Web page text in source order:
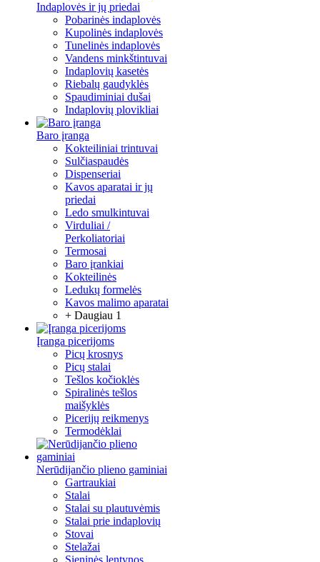
Indaplovės ir jų priedai
Pobarinės indaplovės
Kupolinės indaplovės
Tunelinės indaplovės
Vandens minkštintuvai
Indaplovių kasetės
Riebalų gaudyklės
Spaudiminiai dušai
Indaplovių plovikliai
Baro įranga
Kokteiliniai trintuvai
Sulčiaspaudės
Dispenseriai
Kavos aparatai ir jų
priedai
Ledo smulkintuvai
Virduliai /
Perkoliatoriai
Termosai
Baro įrankiai
Kokteilinės
Ledukų formelės
Kavos malimo aparatai
+ Daugiau 1
Įranga picerijoms
Picų krosnys
Picų stalai
Tešlos kočioklės
Spiralinės tešlos
maišyklės
Picerijų reikmenys
Termodėklai
Nerūdijančio plieno gaminiai
Gartraukiai
Stalai
Stalai su plautuvėmis
Stalai prie indaplovių
Stovai
Stelažai
Sieninės lentynos